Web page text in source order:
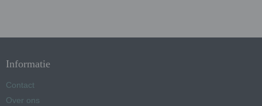
Informatie
Contact
Over ons